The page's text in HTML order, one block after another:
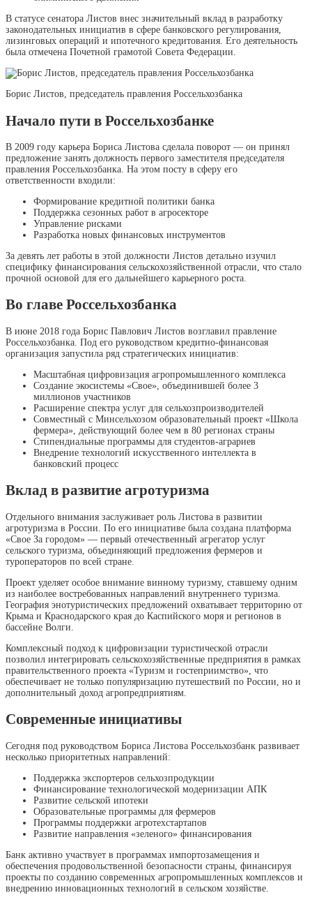
В статусе сенатора Листов внес значительный вклад в разработку
законодательных инициатив в сфере банковского регулирования,
лизинговых операций и ипотечного кредитования. Его деятельность
была отмечена Почетной грамотой Совета Федерации.
Борис Листов, председатель правления Россельхозбанка
Начало пути в Россельхозбанке
В 2009 году карьера Бориса Листова сделала поворот — он принял
предложение занять должность первого заместителя председателя
правления Россельхозбанка. На этом посту в сферу его
ответственности входили:
Формирование кредитной политики банка
Поддержка сезонных работ в агросекторе
Управление рисками
Разработка новых финансовых инструментов
За девять лет работы в этой должности Листов детально изучил
специфику финансирования сельскохозяйственной отрасли, что стало
прочной основой для его дальнейшего карьерного роста.
Во главе Россельхозбанка
В июне 2018 года Борис Павлович Листов возглавил правление
Россельхозбанка. Под его руководством кредитно-финансовая
организация запустила ряд стратегических инициатив:
Масштабная цифровизация агропромышленного комплекса
Создание экосистемы «Свое», объединившей более 3
миллионов участников
Расширение спектра услуг для сельхозпроизводителей
Совместный с Минсельхозом образовательный проект «Школа
фермера», действующий более чем в 80 регионах страны
Стипендиальные программы для студентов-аграриев
Внедрение технологий искусственного интеллекта в
банковский процесс
Вклад в развитие агротуризма
Отдельного внимания заслуживает роль Листова в развитии
агротуризма в России. По его инициативе была создана платформа
«Свое За городом» — первый отечественный агрегатор услуг
сельского туризма, объединяющий предложения фермеров и
туроператоров по всей стране.
Проект уделяет особое внимание винному туризму, ставшему одним
из наиболее востребованных направлений внутреннего туризма.
География энотуристических предложений охватывает территорию от
Крыма и Краснодарского края до Каспийского моря и регионов в
бассейне Волги.
Комплексный подход к цифровизации туристической отрасли
позволил интегрировать сельскохозяйственные предприятия в рамках
правительственного проекта «Туризм и гостеприимство», что
обеспечивает не только популяризацию путешествий по России, но и
дополнительный доход агропредприятиям.
Современные инициативы
Сегодня под руководством Бориса Листова Россельхозбанк развивает
несколько приоритетных направлений:
Поддержка экспортеров сельхозпродукции
Финансирование технологической модернизации АПК
Развитие сельской ипотеки
Образовательные программы для фермеров
Программы поддержки агротехстартапов
Развитие направления «зеленого» финансирования
Банк активно участвует в программах импортозамещения и
обеспечения продовольственной безопасности страны, финансируя
проекты по созданию современных агропромышленных комплексов и
внедрению инновационных технологий в сельском хозяйстве.